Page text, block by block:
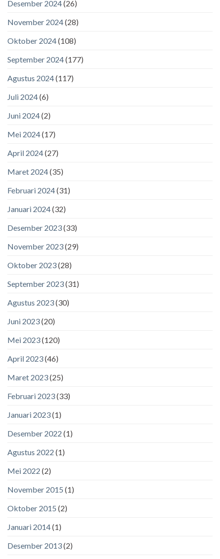
Desember 2024(26)
November 2024(28)
Oktober 2024(108)
September 2024(177)
Agustus 2024(117)
Juli 2024(6)
Juni 2024(2)
Mei 2024(17)
April 2024(27)
Maret 2024(35)
Februari 2024(31)
Januari 2024(32)
Desember 2023(33)
November 2023(29)
Oktober 2023(28)
September 2023(31)
Agustus 2023(30)
Juni 2023(20)
Mei 2023(120)
April 2023(46)
Maret 2023(25)
Februari 2023(33)
Januari 2023(1)
Desember 2022 (1)
Agustus 2022 (1)
Mei 2022 (2)
November 2015 (1)
Oktober 2015 (2)
Januari 2014(1)
Desember 2013(2)